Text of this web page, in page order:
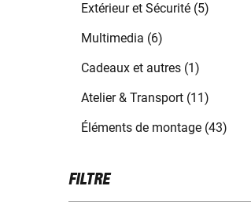
Extérieur et Sécurité (5)
Multimedia (6)
Cadeaux et autres (1)
Atelier & Transport (11)
Éléments de montage (43)
FILTRE